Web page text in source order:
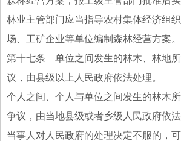
林业主管部门应当指导农村集体经济组
场、工矿企业等单位编制森林经营方案。
第十七条 单位之间发生的林木、林地
议，由县级以上人民政府依法处理。
个人之间、个人与单位之间发生的林木
争议，由当地县级或者乡级人民政府依法
当事人对人民政府的处理决定不服的，